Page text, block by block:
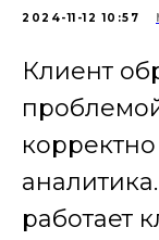
2024-11-12 10:57
Клиент
корректно
работает